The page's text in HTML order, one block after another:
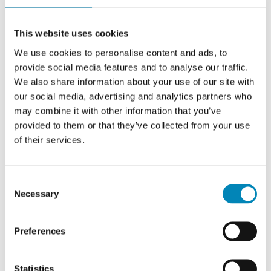
This website uses cookies
We use cookies to personalise content and ads, to
provide social media features and to analyse our traffic.
We also share information about your use of our site with
our social media, advertising and analytics partners who
may combine it with other information that you’ve
provided to them or that they’ve collected from your use
of their services.
Selection
Necessary
Preferences
Statistics